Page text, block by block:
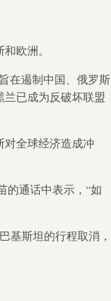
欧洲。
在遏制中国、俄罗斯
已成为反破坏联盟
全球经济造成冲
的通话中表示，“如
基斯坦的行程取消，